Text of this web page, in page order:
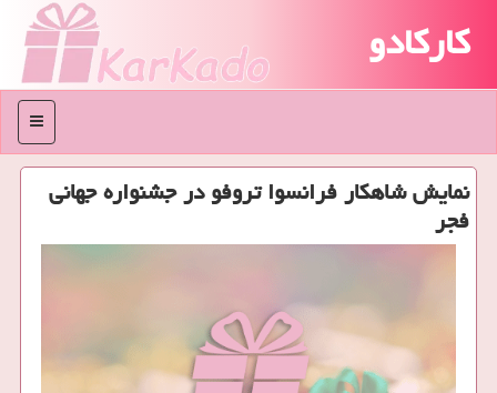
کارکادو
منو
نمایش شاهكار فرانسوا تروفو در جشنواره جهانی
فجر